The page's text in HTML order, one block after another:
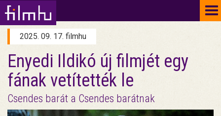
2025. 09. 17. filmhu
Enyedi Ildikó új filmjét egy
fának vetítették le
Csendes barát a Csendes barátnak